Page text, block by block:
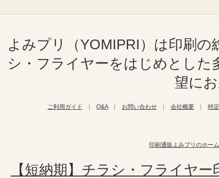
よみプリ（YOMIPRI）は印刷
シ・フライヤーをはじめとし
望に
ご利用ガイド Q&A お問い合わせ 会社概要 特
印刷通販よみプリのホーム
【短納期】チラシ・フライヤー